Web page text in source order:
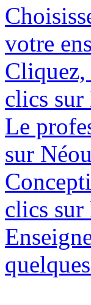
votre
Cliquez,
clics sur
Le
sur
clics sur